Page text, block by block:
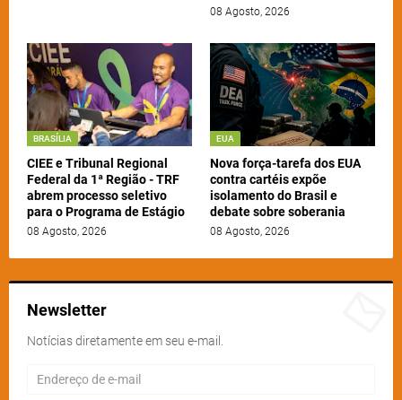
08 Agosto, 2026
BRASÍLIA
CIEE e Tribunal Regional
Federal da 1ª Região - TRF
abrem processo seletivo
para o Programa de Estágio
08 Agosto, 2026
EUA
Nova força-tarefa dos EUA
contra cartéis expõe
isolamento do Brasil e
debate sobre soberania
08 Agosto, 2026
Newsletter
Notícias diretamente em seu e-mail.